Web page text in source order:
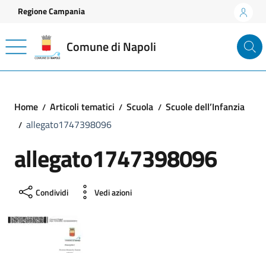
Vai ai contenuti
Vai al footer
Regione Campania
Comune di Napoli
Home Articoli tematici Scuola
Scuole dell’Infanzia
allegato1747398096
allegato1747398096
Condividi Vedi azioni